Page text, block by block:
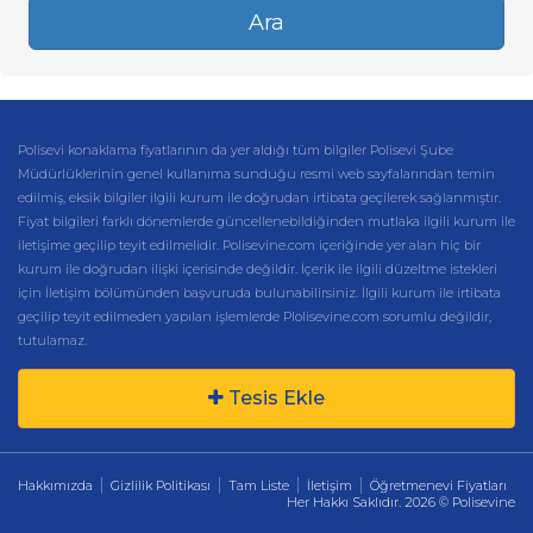
Ara
Polisevi konaklama fiyatlarının da yer aldığı tüm bilgiler Polisevi Şube
Müdürlüklerinin genel kullanıma sunduğu resmi web sayfalarından temin
edilmiş, eksik bilgiler ilgili kurum ile doğrudan irtibata geçilerek sağlanmıştır.
Fiyat bilgileri farklı dönemlerde güncellenebildiğinden mutlaka ilgili kurum ile
iletişime geçilip teyit edilmelidir. Polisevine.com içeriğinde yer alan hiç bir
kurum ile doğrudan ilişki içerisinde değildir. İçerik ile ilgili düzeltme istekleri
için İletişim bölümünden başvuruda bulunabilirsiniz. İlgili kurum ile irtibata
geçilip teyit edilmeden yapılan işlemlerde Plolisevine.com sorumlu değildir,
tutulamaz.
Tesis Ekle
Hakkımızda Gizlilik Politikası Tam Liste İletişim
Öğretmenevi Fiyatları
Her Hakkı Saklıdır. 2026 © Polisevine